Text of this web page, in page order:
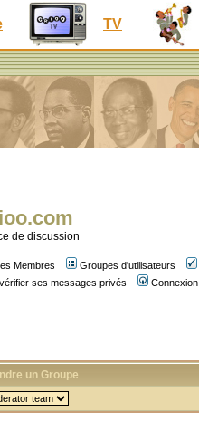
TV
de discussion
Membres Groupes d'utilisateurs
ses messages privés Connexion
un Groupe